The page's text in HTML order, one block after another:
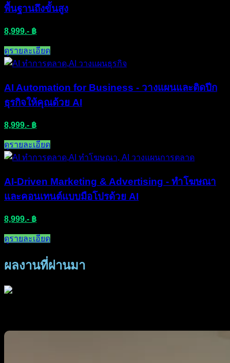
พื้นฐานถึงขั้นสูง
8,999.- ฿
ดูรายละเอียด​
AI Automation for Business - วางแผนและติดปีก
ธุรกิจให้คุณด้วย AI
8,999.- ฿
ดูรายละเอียด​
AI-Driven Marketing & Advertising - ทำโฆษณา
และคอนเทนต์แบบมือโปรด้วย AI
8,999.- ฿
ดูรายละเอียด​
ผลงานที่ผ่านมา